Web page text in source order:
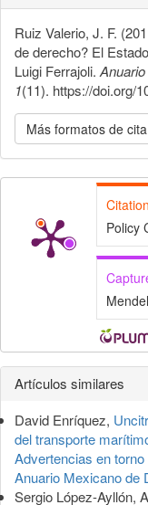
Ruiz Valerio, J. F.
de derecho? El
Luigi Ferrajoli.
1(11). https://doi.org/
Más formatos de cita
Policy
Detalles
del
artículo
Artículos similares
David Enríquez,
del transporte
Advertencias en
Anuario Mexicano de
Sergio López-Ayllón,